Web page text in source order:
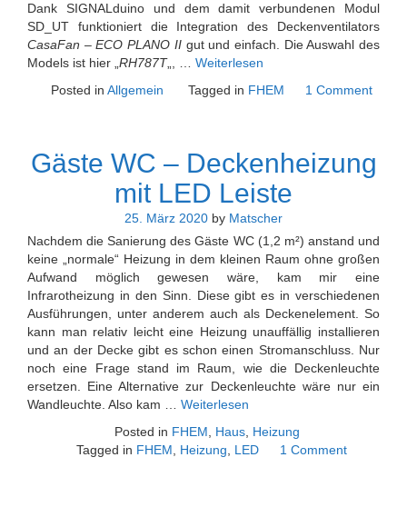
Dank SIGNALduino und dem damit verbundenen Modul
SD_UT funktioniert die Integration des Deckenventilators
CasaFan – ECO PLANO IIgut und einfach. Die Auswahl des
Models ist hier „RH787T„, … Weiterlesen
Posted in Allgemein Tagged in FHEM 1 Comment
Gäste WC – Deckenheizung
mit LED Leiste
25. März 2020 by Matscher
Nachdem die Sanierung des Gäste WC (1,2 m²) anstand und
keine „normale“ Heizung in dem kleinen Raum ohne großen
Aufwand möglich gewesen wäre, kam mir eine
Infrarotheizung in den Sinn. Diese gibt es in verschiedenen
Ausführungen, unter anderem auch als Deckenelement. So
kann man relativ leicht eine Heizung unauffällig installieren
und an der Decke gibt es schon einen Stromanschluss. Nur
noch eine Frage stand im Raum, wie die Deckenleuchte
ersetzen. Eine Alternative zur Deckenleuchte wäre nur ein
Wandleuchte. Also kam … Weiterlesen
Posted in FHEM, Haus, Heizung
Tagged in FHEM, Heizung, LED 1 Comment